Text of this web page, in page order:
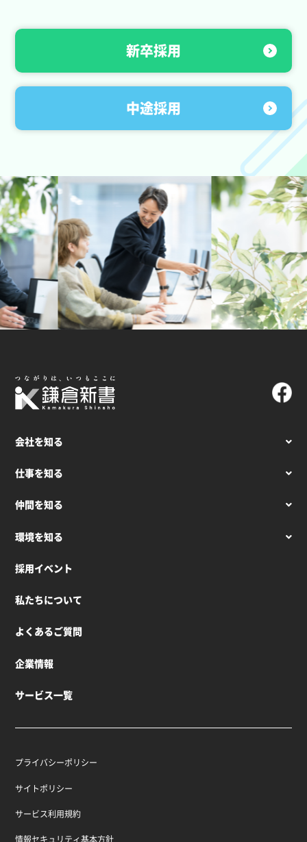
新卒採用
中途採用
会社を知る
仕事を知る
仲間を知る
環境を知る
採用イベント
私たちについて
よくあるご質問
企業情報
サービス一覧
プライバシーポリシー
サイトポリシー
サービス利用規約
情報セキュリティ基本方針